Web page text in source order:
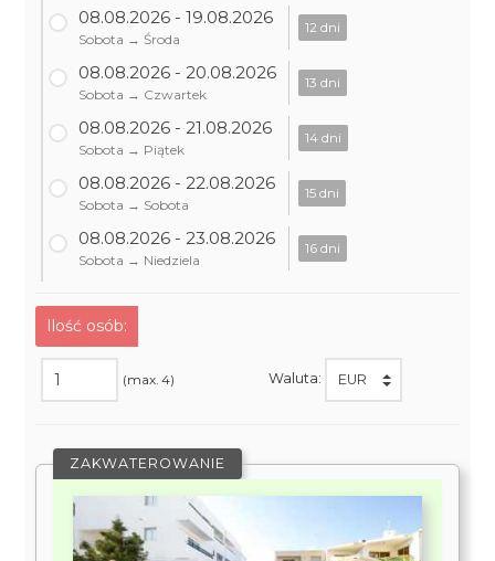
08.08.2026 - 19.08.2026
Sobota → Środa
12 dni
08.08.2026 - 20.08.2026
Sobota → Czwartek
13 dni
08.08.2026 - 21.08.2026
Sobota → Piątek
14 dni
08.08.2026 - 22.08.2026
Sobota → Sobota
15 dni
08.08.2026 - 23.08.2026
Sobota → Niedziela
16 dni
Ilość osób:
(max. 4) Waluta:
ZAKWATEROWANIE